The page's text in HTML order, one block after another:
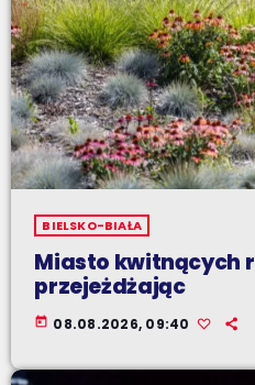
BIELSKO-BIAŁA
Miasto kwitnących
przejeżdżając
today 08.08.2026, 09:40